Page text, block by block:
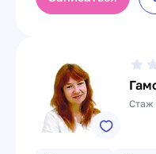
Стаж